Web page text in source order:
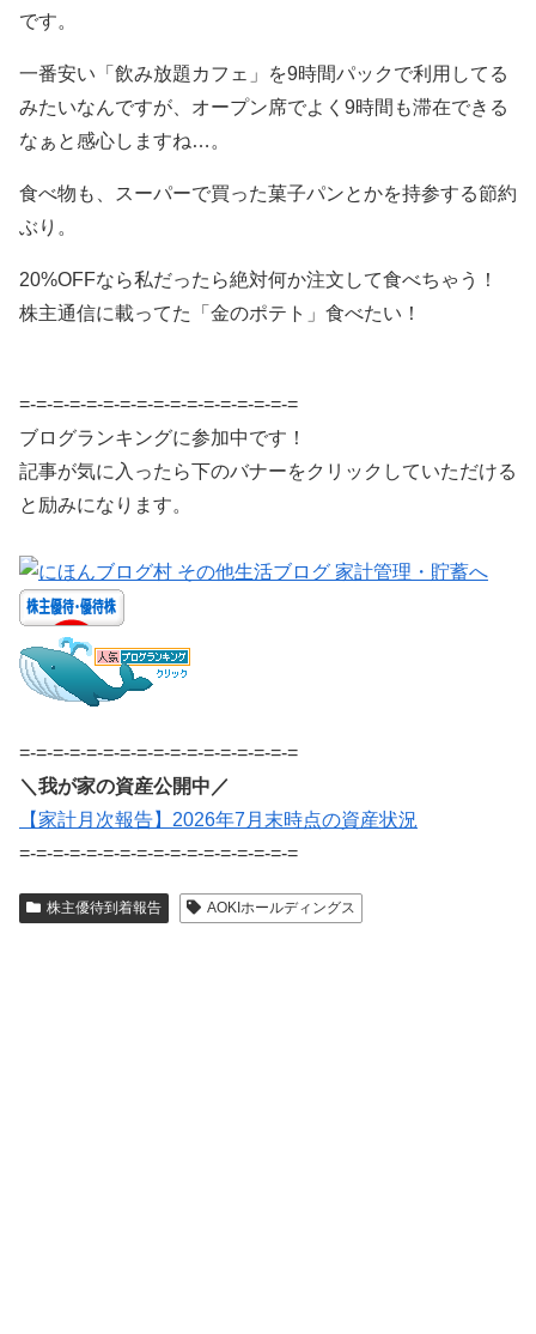
です。
一番安い「飲み放題カフェ」を9時間パックで利用してる
みたいなんですが、オープン席でよく9時間も滞在できる
なぁと感心しますね…。
食べ物も、スーパーで買った菓子パンとかを持参する節約
ぶり。
20%OFFなら私だったら絶対何か注文して食べちゃう！
株主通信に載ってた「金のポテト」食べたい！
=-=-=-=-=-=-=-=-=-=-=-=-=-=-=-=-=
ブログランキングに参加中です！
記事が気に入ったら下のバナーをクリックしていただける
と励みになります。
=-=-=-=-=-=-=-=-=-=-=-=-=-=-=-=-=
＼我が家の資産公開中／
【家計月次報告】2026年7月末時点の資産状況
=-=-=-=-=-=-=-=-=-=-=-=-=-=-=-=-=
株主優待到着報告 AOKIホールディングス